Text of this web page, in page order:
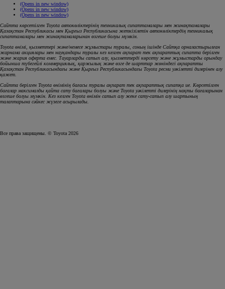
(Opens in new window)
(Opens in new window)
(Opens in new window)
Сайтта көрсетілген Toyota автокөліктерінің техникалық сипаттамалары мен жинақтамалары
Қазақстан Республикасы мен Қырғыз Республикасына жеткізілетін автокөліктердің техникалық
сипаттамалары мен жинақтамаларынан өзгеше болуы мүмкін.
Toyota өнімі, қызметтері және/немесе жұмыстары туралы, соның ішінде Сайтқа орналастырылған
жарнама акциялары мен науқандары туралы кез келген ақпарат тек ақпараттық сипатта берілген
және жария оферта емес. Тауарларды сатып алу, қызметтерді көрсету және жұмыстарды орындау
бойынша түбегейлі коммерциялық, қаржылық және өзге де шарттар жөніндегі ақпаратты
Қазақстан Республикасындағы және Қырғыз Республикасындағы Toyota ресми уәкілетті дилерінен алу
қажет.
Сайтта берілген Toyota өнімінің бағасы туралы ақпарат тек ақпараттық сипатқа ие. Көрсетілген
бағалар максималды қайта сату бағалары болуы және Toyota уәкілетті дилерінің нақты бағаларынан
өзгеше болуы мүмкін. Кез келген Toyota өнімін сатып алу жеке сату-сатып алу шартының
талаптарына сәйкес жүзеге асырылады.
Все права защищены. © Toyota 2026